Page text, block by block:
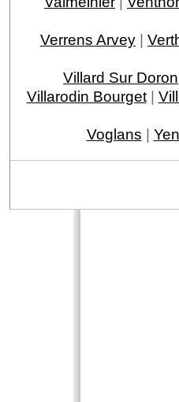
Verrens Arvey |
Villard Sur Doron
Villarodin Bourget|
Voglans |